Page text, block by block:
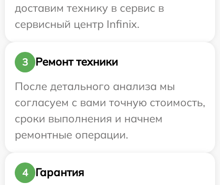
доставим технику в сервис в
сервисный центр Infinix.
3
Ремонт техники
После детального анализа мы
согласуем с вами точную стоимость,
сроки выполнения и начнем
ремонтные операции.
4 Гарантия